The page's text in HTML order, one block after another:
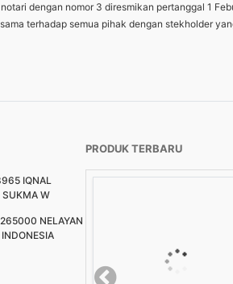
dengan nomor 3 diresmikan pertanggal 1
terhadap semua pihak dengan stekholder
IQNAL
SUKMA W
NELAYAN
INDONESIA
PRODUK TERBARU